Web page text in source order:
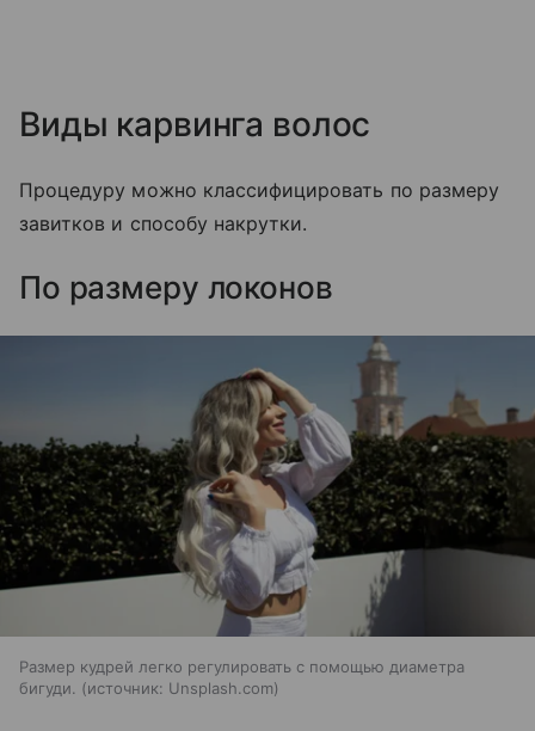
Виды карвинга волос
Процедуру можно классифицировать по размеру
завитков и способу накрутки.
По размеру локонов
Размер кудрей легко регулировать с помощью диаметра
бигуди.
источник: Unsplash.com